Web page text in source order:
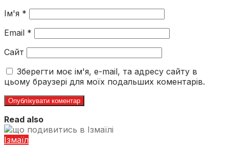
Ім'я *
Email *
Сайт
Зберегти моє ім'я, e-mail, та адресу сайту в
цьому браузері для моїх подальших коментарів.
Read also
Ізмаїл